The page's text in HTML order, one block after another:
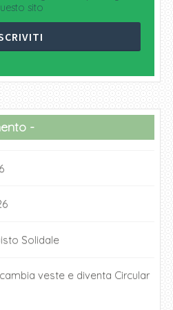
sito
Solidale
veste e diventa Circular